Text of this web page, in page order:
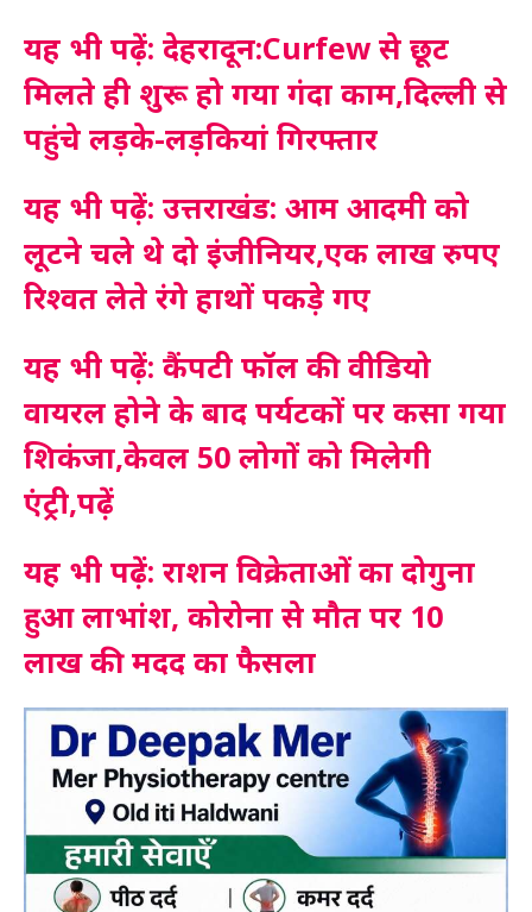
यह भी पढ़ें: देहरादून:Curfew से छूट
मिलते ही शुरू हो गया गंदा काम,दिल्ली से
पहुंचे लड़के-लड़कियां गिरफ्तार
यह भी पढ़ें: उत्तराखंड: आम आदमी को
लूटने चले थे दो इंजीनियर,एक लाख रुपए
रिश्वत लेते रंगे हाथों पकड़े गए
यह भी पढ़ें: कैंपटी फॉल की वीडियो
वायरल होने के बाद पर्यटकों पर कसा गया
शिकंजा,केवल 50 लोगों को मिलेगी
एंट्री,पढ़ें
यह भी पढ़ें: राशन विक्रेताओं का दोगुना
हुआ लाभांश, कोरोना से मौत पर 10
लाख की मदद का फैसला